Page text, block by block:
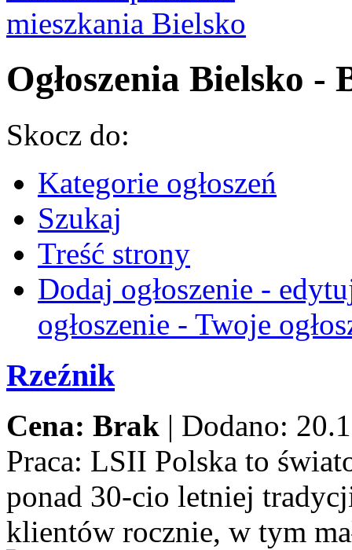
Ogłoszenia Bielsko -
Skocz do:
Kategorie ogłoszeń
Szukaj
Treść strony
Dodaj ogłoszenie -
ogłoszenie - Twoje
Rzeźnik
Cena: Brak | Dodano:
Praca: LSII Polska to
ponad 30-cio letniej
klientów rocznie, w tym